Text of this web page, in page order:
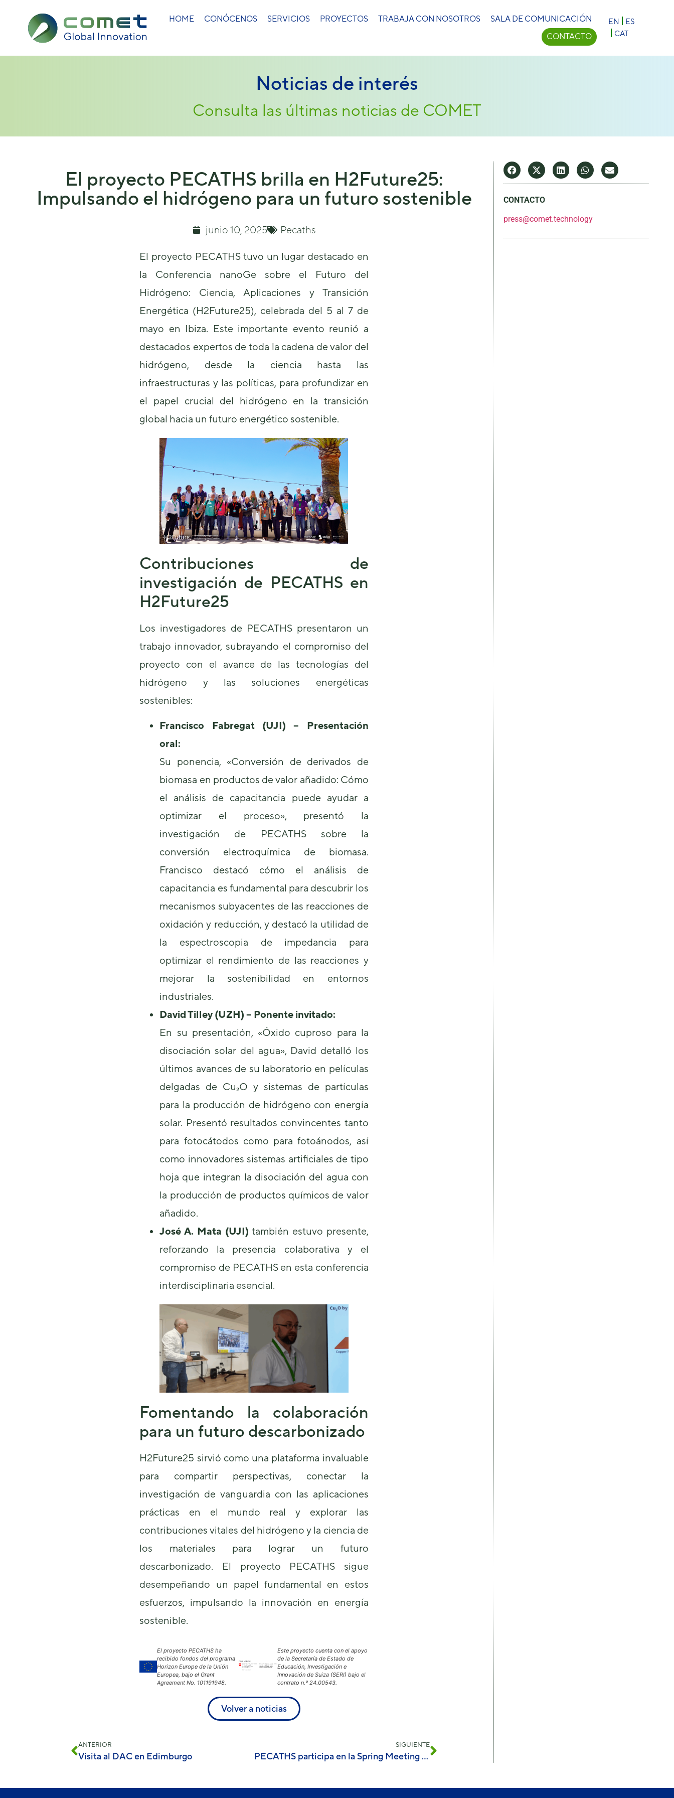
HOME CONÓCENOS SERVICIOS PROYECTOS TRABAJA CON NOSOTROS
SALA DE COMUNICACIÓN
CONTACTO
EN
ES
CAT
Noticias de interés
Consulta las últimas noticias de COMET
El proyecto PECATHS brilla en H2Future25:
Impulsando el hidrógeno para un futuro sostenible
junio 10, 2025 Pecaths
El proyecto PECATHS tuvo un lugar destacado en
la Conferencia nanoGe sobre el Futuro del
Hidrógeno: Ciencia, Aplicaciones y Transición
Energética (H2Future25), celebrada del 5 al 7 de
mayo en Ibiza. Este importante evento reunió a
destacados expertos de toda la cadena de valor del
hidrógeno, desde la ciencia hasta las
infraestructuras y las políticas, para profundizar en
el papel crucial del hidrógeno en la transición
global hacia un futuro energético sostenible.
Contribuciones de
investigación de PECATHS en
H2Future25
Los investigadores de PECATHS presentaron un
trabajo innovador, subrayando el compromiso del
proyecto con el avance de las tecnologías del
hidrógeno y las soluciones energéticas
sostenibles:
Francisco Fabregat (UJI) – Presentación
oral:
Su ponencia, «Conversión de derivados de
biomasa en productos de valor añadido: Cómo
el análisis de capacitancia puede ayudar a
optimizar el proceso», presentó la
investigación de PECATHS sobre la
conversión electroquímica de biomasa.
Francisco destacó cómo el análisis de
capacitancia es fundamental para descubrir los
mecanismos subyacentes de las reacciones de
oxidación y reducción, y destacó la utilidad de
la espectroscopia de impedancia para
optimizar el rendimiento de las reacciones y
mejorar la sostenibilidad en entornos
industriales.
David Tilley (UZH) – Ponente invitado:
En su presentación, «Óxido cuproso para la
disociación solar del agua», David detalló los
últimos avances de su laboratorio en películas
delgadas de Cu₂O y sistemas de partículas
para la producción de hidrógeno con energía
solar. Presentó resultados convincentes tanto
para fotocátodos como para fotoánodos, así
como innovadores sistemas artificiales de tipo
hoja que integran la disociación del agua con
la producción de productos químicos de valor
añadido.
José A. Mata (UJI) también estuvo presente,
reforzando la presencia colaborativa y el
compromiso de PECATHS en esta conferencia
interdisciplinaria esencial.
Fomentando la colaboración
para un futuro descarbonizado
H2Future25 sirvió como una plataforma invaluable
para compartir perspectivas, conectar la
investigación de vanguardia con las aplicaciones
prácticas en el mundo real y explorar las
contribuciones vitales del hidrógeno y la ciencia de
los materiales para lograr un futuro
descarbonizado. El proyecto PECATHS sigue
desempeñando un papel fundamental en estos
esfuerzos, impulsando la innovación en energía
sostenible.
El proyecto PECATHS ha
recibido fondos del programa
Horizon Europe de la Unión
Europea, bajo el Grant
Agreement No. 101191948.
Este proyecto cuenta con el apoyo
de la Secretaría de Estado de
Educación, Investigación e
Innovación de Suiza (SERI) bajo el
contrato n.º 24.00543.
Volver a noticias
ANTERIOR
Visita al DAC en Edimburgo
SIGUIENTE
PECATHS participa en la Spring Meeting de la Sociedad Europea de Investigación de Materiales (eMRS)
CONTACTO
press@comet.technology
Necesarias
cookies no
opcionales.
necesarias
funcione la
web.
Experiencia
Para que
nuestra web
funcione lo
rechaza estas
algunas
funcionalidades
desaparecerán
de la web.
Al compartir tus
nuestro sitio,
posibilidad de
ofertas
personalizados.